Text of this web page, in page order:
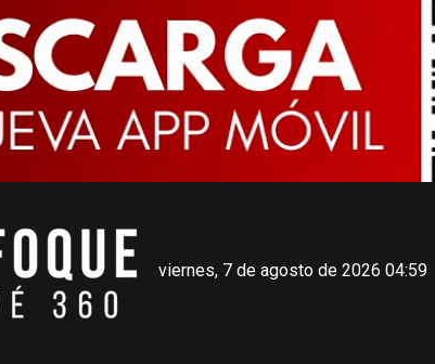
viernes, 7 de agosto de 2026 04:59